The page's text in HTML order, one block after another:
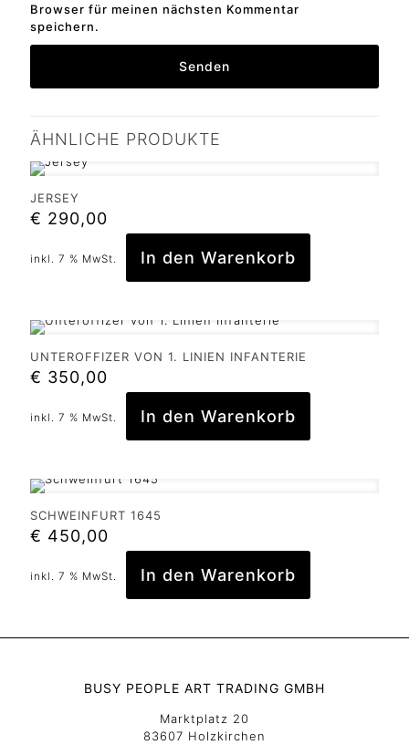
Browser für meinen nächsten Kommentar
speichern.
ÄHNLICHE PRODUKTE
JERSEY
€ 290,00
inkl. 7 % MwSt. In den Warenkorb
UNTEROFFIZER VON 1. LINIEN INFANTERIE
€ 350,00
inkl. 7 % MwSt. In den Warenkorb
SCHWEINFURT 1645
€ 450,00
inkl. 7 % MwSt. In den Warenkorb
BUSY PEOPLE ART TRADING GMBH
Marktplatz 20
83607 Holzkirchen